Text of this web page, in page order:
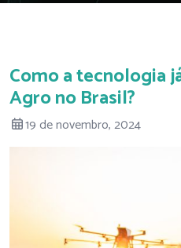
Como a tecnologia
Agro no Brasil?
19 de novembro, 2024